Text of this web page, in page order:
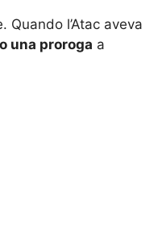
l’Atac aveva
una proroga a